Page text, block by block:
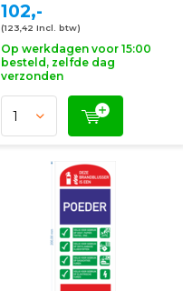
102,-
(123,42 Incl. btw)
Op werkdagen voor 15:00
besteld, zelfde dag
verzonden